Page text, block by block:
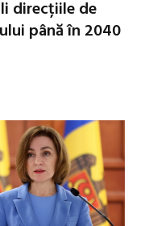
direcțiile de
până în 2040